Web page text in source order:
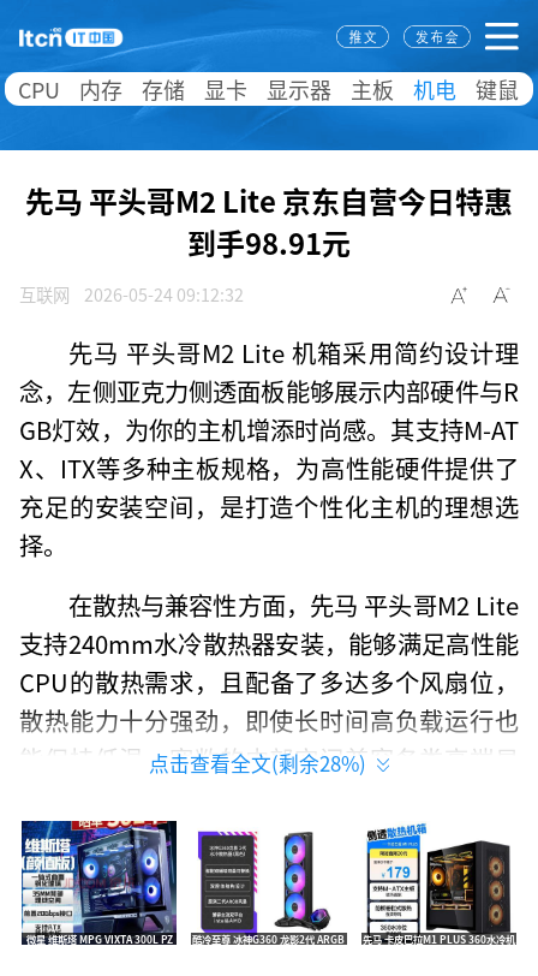
CPU 内存 存储 显卡 显示器 主板 机电 键鼠
先马 平头哥M2 Lite 京东自营今日特惠
到手98.91元
互联网 2026-05-24 09:12:32
先马 平头哥M2 Lite 机箱采用简约设计理
念，左侧亚克力侧透面板能够展示内部硬件与R
GB灯效，为你的主机增添时尚感。其支持M-AT
X、ITX等多种主板规格，为高性能硬件提供了
充足的安装空间，是打造个性化主机的理想选
择。
在散热与兼容性方面，先马 平头哥M2 Lite
支持240mm水冷散热器安装，能够满足高性能
CPU的散热需求，且配备了多达多个风扇位，
散热能力十分强劲，即使长时间高负载运行也
能保持低温。宽敞的内部空间兼容各类高端显
间。
外观与性价比上，先马 平头哥M2 Lite 的
亚克力侧透设计让内部硬件一览无余，极具视
点击查看全文(剩余28%)
微星 维斯塔 MPG VIXTA 300L PZ
酷冷至尊 冰神G360 龙影2代 ARGB
先马 卡皮巴拉M1 PLUS 360水冷机